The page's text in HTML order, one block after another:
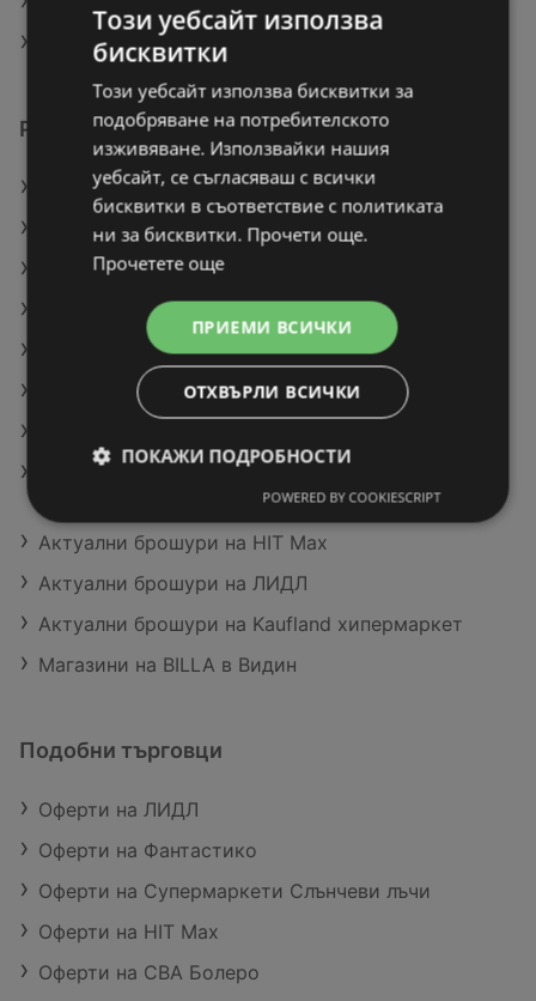
BILLA в Пирдоп
Разгледай още предложения
MUHLER Блендер за смути
Crown Минифурна
PLATINIUM Водка 37,5% vol
Оферти на BILLA
Оферти на ЛИДЛ
Оферти на Stop4eto
Актуални брошури на Супермаркети Слънчеви
Актуални брошури на HIT Max
Актуални брошури на ЛИДЛ
Актуални брошури на Kaufland хипермаркет
Магазини на BILLA в Видин
Подобни търговци
Оферти на ЛИДЛ
Оферти на Фантастико
Оферти на Супермаркети Слънчеви лъчи
Оферти на HIT Max
Оферти на CBA Болеро
Този уебсайт използва
бисквитки
Този уебсайт използва бисквитки за
подобряване на потребителското
изживяване. Използвайки нашия
уебсайт, се съгласяваш с всички
бисквитки в съответствие с политиката
ни за бисквитки. Прочети още.
Прочетете още
ПРИЕМИ ВСИЧКИ
ОТХВЪРЛИ ВСИЧКИ
ПОКАЖИ ПОДРОБНОСТИ
POWERED BY COOKIESCRIPT